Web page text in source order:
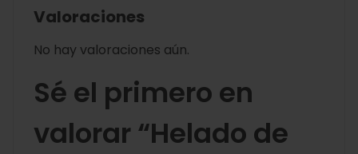
Valoraciones
No hay valoraciones aún.
Sé el primero en
valorar “Helado de